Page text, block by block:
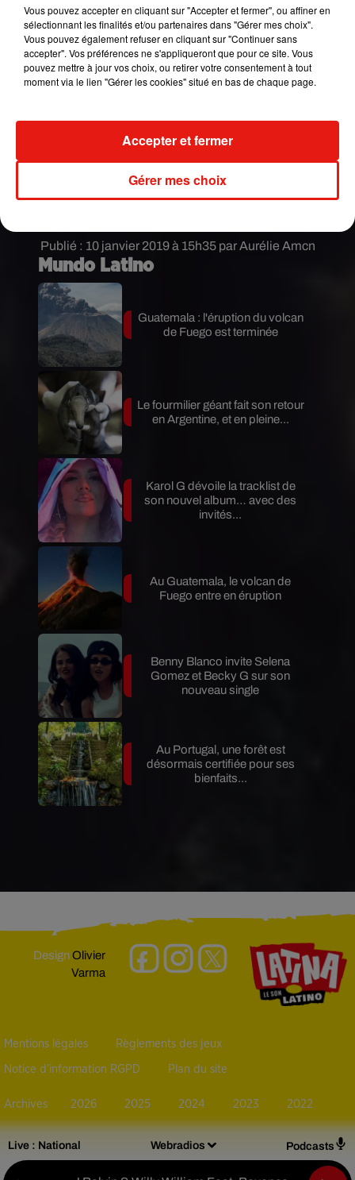
Live : National Webradios Podcasts
Publié : 10 janvier 2019 à 15h35 par Aurélie Amcn
pic.twitter.com/He8gMyCkhO
— Jannicke (@JannickesArt)5 janvier 2019
Hej mor! from Denmark#fourgenerations
pic.twitter.com/Dfhv6jrJxa
pic.twitter.com/uSjqqZ3Pjw
— Hemant Mohapatra (@MohapatraHemant)
Mundo Latino
Guatemala : l'éruption du volcan
de Fuego est terminée
Le fourmilier géant fait son retour
en Argentine, et en pleine...
Karol G dévoile la tracklist de
son nouvel album… avec des
invités...
Au Guatemala, le volcan de
Fuego entre en éruption
Benny Blanco invite Selena
Gomez et Becky G sur son
nouveau single
Au Portugal, une forêt est
désormais certifiée pour ses
bienfaits...
DesignOlivier
Varma
Mentions légales Règlements des jeux
Notice d’information RGPD Plan du site
Archives 2026 2025 2024 2023 2022
Vous pouvez accepter en cliquant sur "Accepter et fermer", ou affiner en
sélectionnant les finalités et/ou partenaires dans "Gérer mes choix".
Vous pouvez également refuser en cliquant sur "Continuer sans
accepter". Vos préférences ne s'appliqueront que pour ce site. Vous
pouvez mettre à jour vos choix, ou retirer votre consentement à tout
moment via le lien "Gérer les cookies" situé en bas de chaque page.
Gérer mes choix
Accepter et fermer